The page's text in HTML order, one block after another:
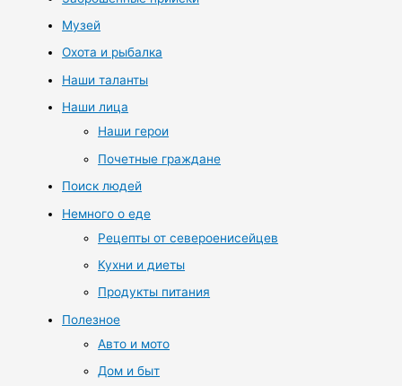
Музей
Охота и рыбалка
Наши таланты
Наши лица
Наши герои
Почетные граждане
Поиск людей
Немного о еде
Рецепты от североенисейцев
Кухни и диеты
Продукты питания
Полезное
Авто и мото
Дом и быт